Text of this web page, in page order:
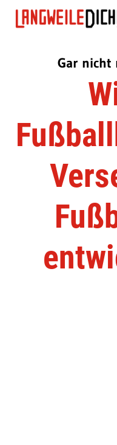
Gar nicht